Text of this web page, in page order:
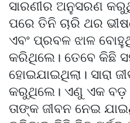
ସାରଣୀର ଅନୁସରଣ
ପରେ ତିନି ଚାରି ଥର
ଏବଂ ପ୍ରବଳ ଝାଳ
କରିଥିଲେ। ତେବେ କିଛି
ହୋଇଯାଇଥିଲା। ସାରା
କରୁଥିଲେ। ଏଣୁ ଏକ ବଡ଼
ତାଙ୍କ ଜୀବନ ନେଇ